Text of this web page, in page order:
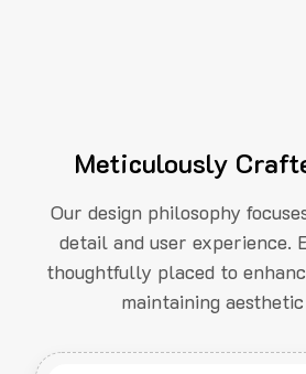
Meticulously
Our design philosophy
detail and user experience.
thoughtfully placed to
maintaining